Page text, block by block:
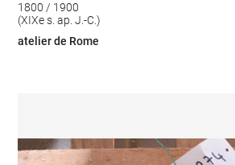
1800 / 1900
(XIXe s. ap. J.-C.)
atelier de Rome